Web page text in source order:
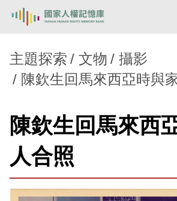
熱門關鍵字：陳孟和 李舜治 鹿窟
主題探索
背景知識
關於我們
主題探索 文物
攝影
陳欽生回馬來西亞時與
陳欽生回馬來西
人合照